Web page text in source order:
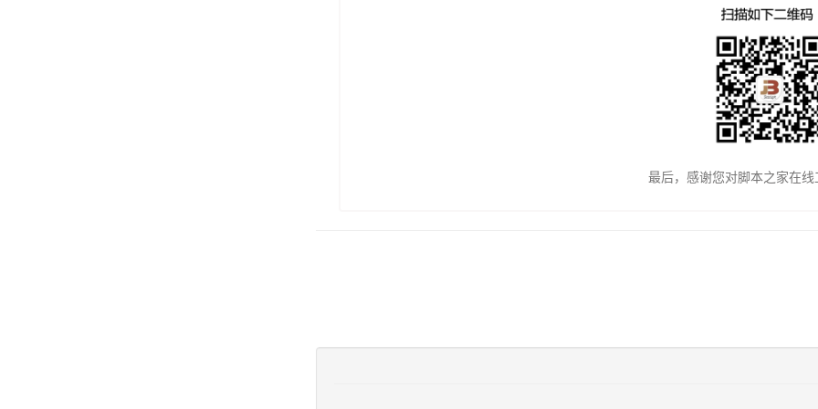
最后，感谢您对脚本之家在线